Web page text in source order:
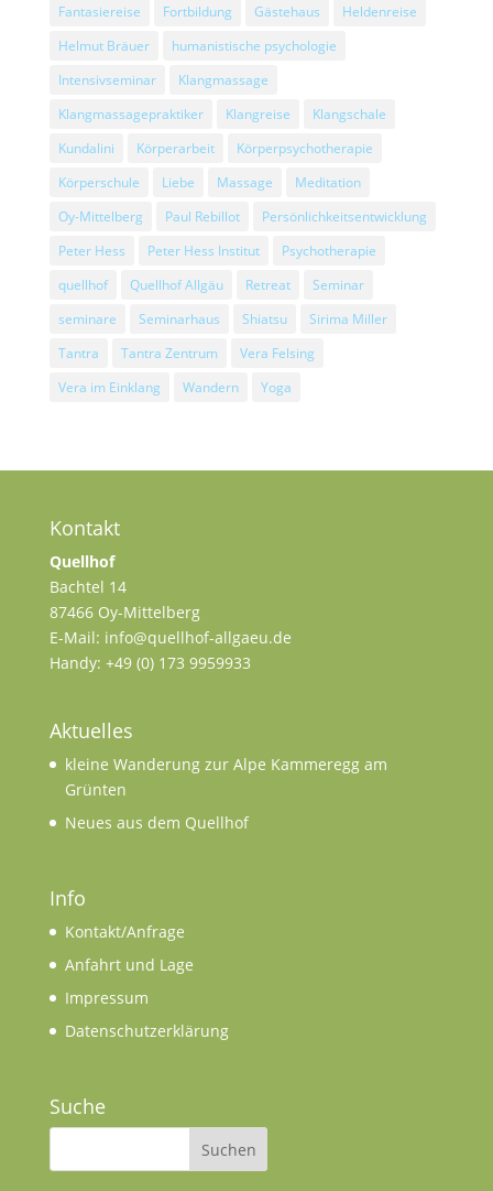
Fantasiereise
Fortbildung Gästehaus
Heldenreise
Helmut Bräuer
humanistische psychologie
Intensivseminar
Klangmassage
Klangmassagepraktiker
Klangreise
Klangschale
Kundalini
Körperarbeit
Körperpsychotherapie
Körperschule
Liebe Massage
Meditation
Oy-Mittelberg
Paul Rebillot
Persönlichkeitsentwicklung
Peter Hess
Peter Hess Institut
Psychotherapie
quellhof
Quellhof Allgäu Retreat
Seminar
seminare
Seminarhaus Shiatsu
Sirima Miller
Tantra
Tantra Zentrum
Vera Felsing
Vera im Einklang
Wandern Yoga
Kontakt
Quellhof
Bachtel 14
87466 Oy-Mittelberg
E-Mail: info@quellhof-allgaeu.de
Handy: +49 (0) 173 9959933
Aktuelles
kleine Wanderung zur Alpe Kammeregg am
Grünten
Neues aus dem Quellhof
Info
Kontakt/Anfrage
Anfahrt und Lage
Impressum
Datenschutzerklärung
Suche